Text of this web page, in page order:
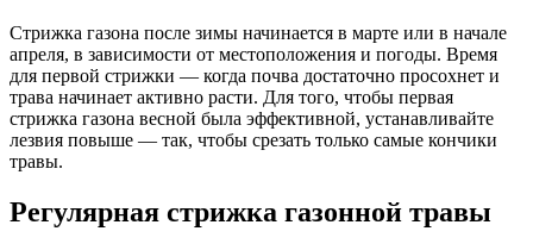
Стрижка газона после зимы начинается в марте или в начале
апреля, в зависимости от местоположения и погоды. Время
для первой стрижки — когда почва достаточно просохнет и
трава начинает активно расти. Для того, чтобы первая
стрижка газона весной была эффективной, устанавливайте
лезвия повыше — так, чтобы срезать только самые кончики
травы.
Регулярная стрижка газонной травы